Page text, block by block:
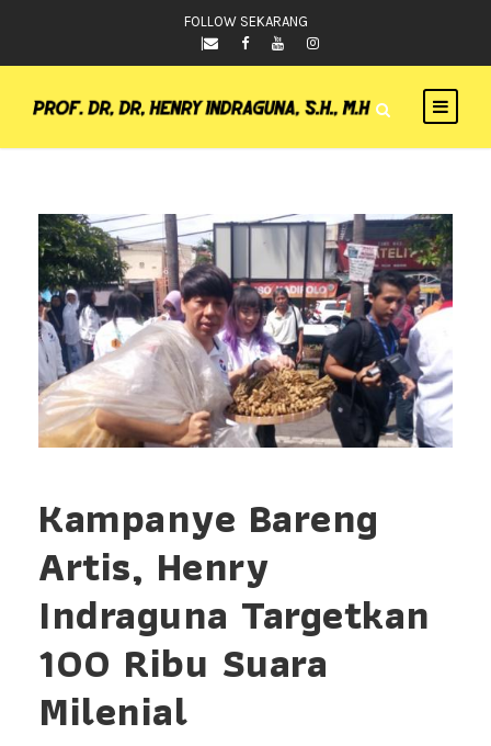
FOLLOW SEKARANG
Kampanye Bareng
Artis, Henry
Indraguna Targetkan
100 Ribu Suara
Milenial